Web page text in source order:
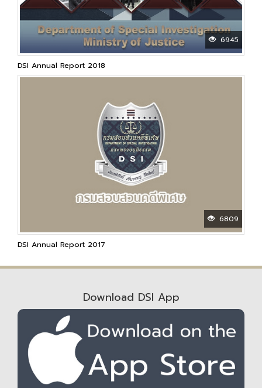
6945
DSI Annual Report 2018
6809
DSI Annual Report 2017
Download DSI App